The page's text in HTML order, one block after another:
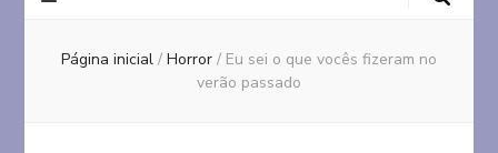
Página inicial / Horror / Eu sei o que vocês fizeram no
verão passado